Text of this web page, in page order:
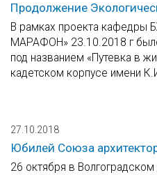
Продолжение
В рамках проекта
МАРАФОН» 23.10.2018 г
под названием «Путевка в
кадетском корпусе имени
27.10.2018
Юбилей Союза
26 октября в